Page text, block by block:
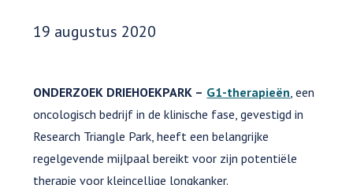
Datum gepubliceerd:
19 augustus 2020
ONDERZOEK DRIEHOEKPARK – G1-therapieën , een
oncologisch bedrijf in de klinische fase, gevestigd in
Research Triangle Park, heeft een belangrijke
regelgevende mijlpaal bereikt voor zijn potentiële
therapie voor kleincellige longkanker.